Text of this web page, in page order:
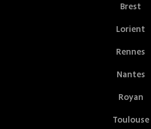
Brest
Lorient
Rennes
Nantes
Royan
Toulouse